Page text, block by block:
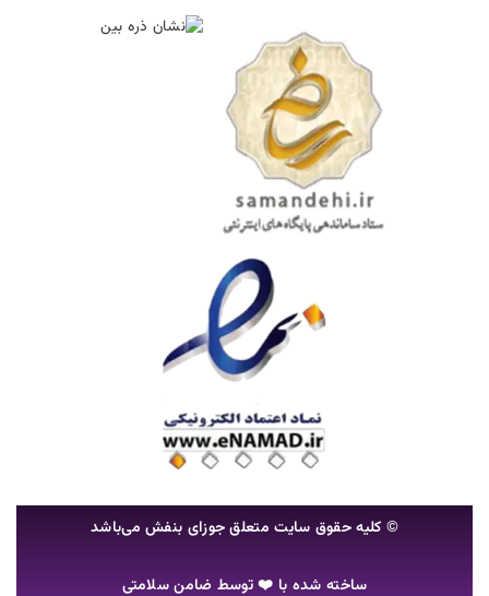
© کلیه حقوق سایت متعلق جوزای بنفش می‌باشد
ساخته شده با ❤️ توسط ضامن سلامتی